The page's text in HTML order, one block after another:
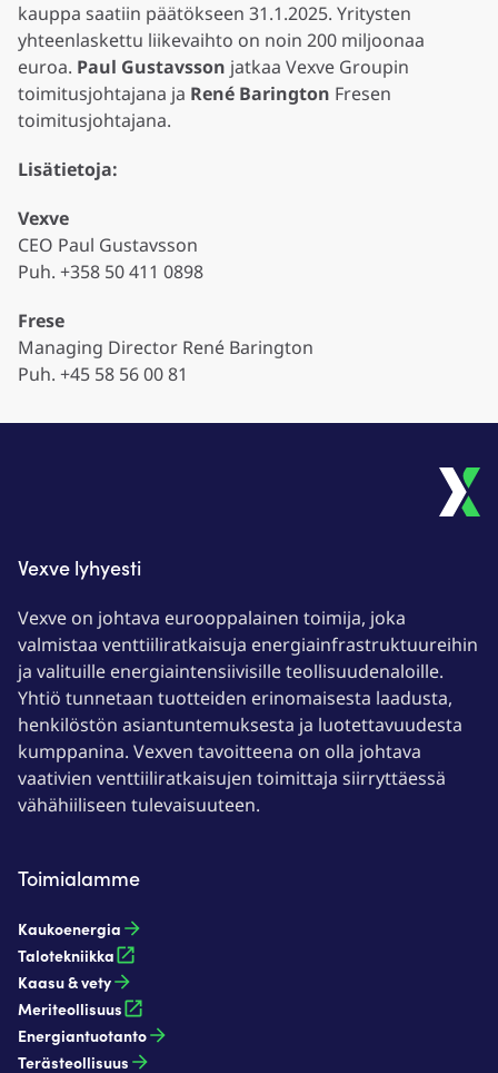
kauppa saatiin päätökseen 31.1.2025. Yritysten
yhteenlaskettu liikevaihto on noin 200 miljoonaa
euroa. Paul Gustavsson jatkaa Vexve Groupin
toimitusjohtajana ja René Barington Fresen
toimitusjohtajana.
Lisätietoja:
Vexve
CEO Paul Gustavsson
Puh. +358 50 411 0898
Frese
Managing Director René Barington
Puh. +45 58 56 00 81
Vexve lyhyesti
Vexve on johtava eurooppalainen toimija, joka
valmistaa venttiiliratkaisuja energiainfrastruktuureihin
ja valituille energiaintensiivisille teollisuudenaloille.
Yhtiö tunnetaan tuotteiden erinomaisesta laadusta,
henkilöstön asiantuntemuksesta ja luotettavuudesta
kumppanina. Vexven tavoitteena on olla johtava
vaativien venttiiliratkaisujen toimittaja siirryttäessä
vähähiiliseen tulevaisuuteen.
Toimialamme
Kaukoenergia​
Talotekniikka
Kaasu & vety​
Meriteollisuus
Energiantuotanto​
Terästeollisuus​